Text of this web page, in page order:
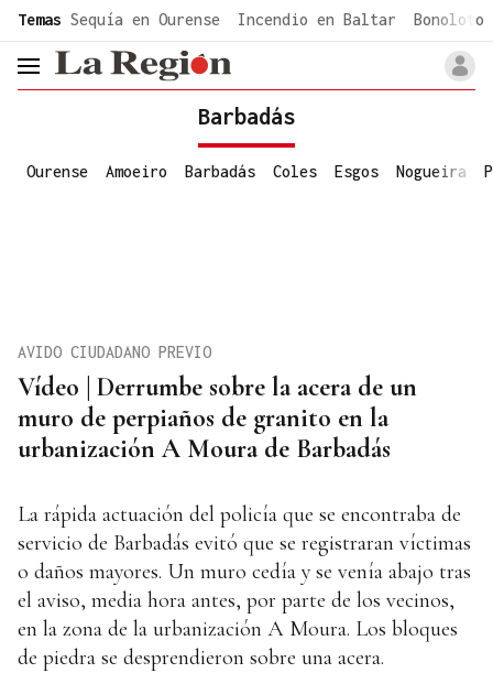
common.go-to-content
Temas Sequía en Ourense Incendio en Baltar Bonoloto
header.menu.open
Barbadás
Ourense Amoeiro Barbadás Coles Esgos Nogueira
Vídeo | Derrumbe sobre la acera de un
muro de perpiaños de granito en la
urbanización A Moura de Barbadás
AVIDO CIUDADANO PREVIO
La rápida actuación del policía que se encontraba de
servicio de Barbadás evitó que se registraran víctimas
o daños mayores. Un muro cedía y se venía abajo tras
el aviso, media hora antes, por parte de los vecinos,
en la zona de la urbanización A Moura. Los bloques
de piedra se desprendieron sobre una acera.